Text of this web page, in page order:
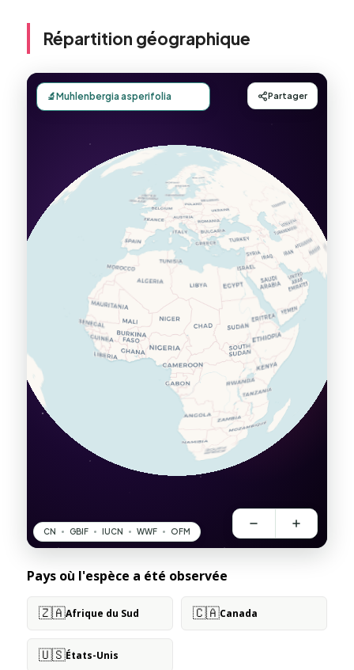
Répartition géographique
Pays où l'espèce a été observée
🇿🇦Afrique du Sud 🇨🇦Canada
🇺🇸États-Unis